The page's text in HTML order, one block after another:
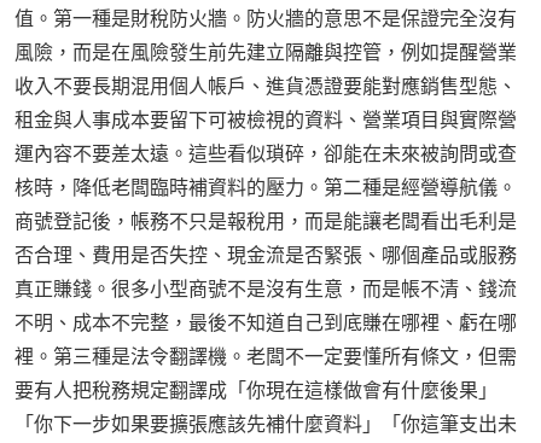
值。第一種是財稅防火牆。防火牆的意思不是保證完全沒有
風險，而是在風險發生前先建立隔離與控管，例如提醒營業
收入不要長期混用個人帳戶、進貨憑證要能對應銷售型態、
租金與人事成本要留下可被檢視的資料、營業項目與實際營
運內容不要差太遠。這些看似瑣碎，卻能在未來被詢問或查
核時，降低老闆臨時補資料的壓力。第二種是經營導航儀。
商號登記後，帳務不只是報稅用，而是能讓老闆看出毛利是
否合理、費用是否失控、現金流是否緊張、哪個產品或服務
真正賺錢。很多小型商號不是沒有生意，而是帳不清、錢流
不明、成本不完整，最後不知道自己到底賺在哪裡、虧在哪
裡。第三種是法令翻譯機。老闆不一定要懂所有條文，但需
要有人把稅務規定翻譯成「你現在這樣做會有什麼後果」
「你下一步如果要擴張應該先補什麼資料」「你這筆支出未